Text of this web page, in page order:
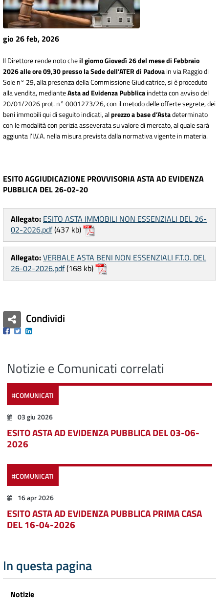
gio 26 feb, 2026
Il Direttore rende noto cheil giorno Giovedì 26 del mese di Febbraio
2026 alle ore 09,30 presso la Sede dell’ATER di Padovain via Raggio di
Sole n° 29, alla presenza della Commissione Giudicatrice, si è proceduto
alla vendita, medianteAsta ad Evidenza Pubblicaindetta con avviso del
20/01/2026 prot. n° 0001273/26, con il metodo delle offerte segrete, dei
beni immobili qui di seguito indicati, alprezzo a base d’Astadeterminato
con le modalità con perizia asseverata su valore di mercato, al quale sarà
aggiunta l’I.V.A. nella misura prevista dalla normativa vigente in materia.
ESITO AGGIUDICAZIONE PROVVISORIA ASTA AD EVIDENZA
PUBBLICA DEL 26-02-20
Allegato: ESITO ASTA IMMOBILI NON ESSENZIALI DEL 26-
02-2026.pdf(437 kb)
Allegato:VERBALE ASTA BENI NON ESSENZIALI F.T.O. DEL
26-02-2026.pdf(168 kb)
Condividi
Facebook
Twitter
Notizie e Comunicati correlati
#COMUNICATI
03 giu 2026
ESITO ASTA AD EVIDENZA PUBBLICA DEL 03-06-
2026
#COMUNICATI
16 apr 2026
ESITO ASTA AD EVIDENZA PUBBLICA PRIMA CASA
DEL 16-04-2026
In questa pagina
Notizie